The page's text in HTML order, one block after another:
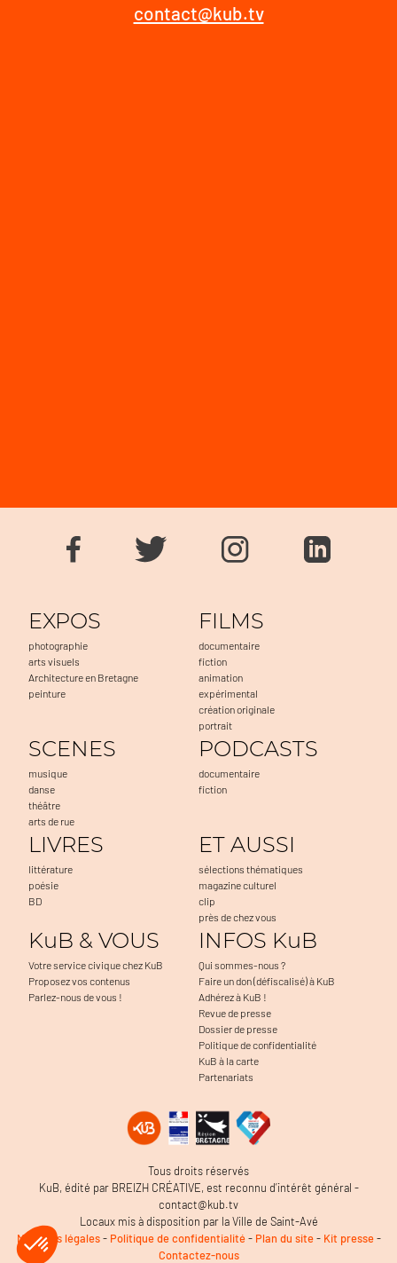
contact@kub.tv
EXPOS
photographie
arts visuels
Architecture en Bretagne
peinture
FILMS
documentaire
fiction
animation
expérimental
création originale
portrait
SCENES
musique
danse
théâtre
arts de rue
PODCASTS
documentaire
fiction
LIVRES
littérature
poésie
BD
ET AUSSI
sélections thématiques
magazine culturel
clip
près de chez vous
KuB & VOUS
Votre service civique chez KuB
Proposez vos contenus
Parlez-nous de vous !
INFOS KuB
Qui sommes-nous ?
Faire un don (défiscalisé) à KuB
Adhérez à KuB !
Revue de presse
Dossier de presse
Politique de confidentialité
KuB à la carte
Partenariats
Tous droits réservés
KuB, édité par BREIZH CRÉATIVE, est reconnu d’intérêt général -
contact@kub.tv
Locaux mis à disposition par la Ville de Saint-Avé
Mentions légales- Politique de confidentialité- Plan du site- Kit presse-
Contactez-nous